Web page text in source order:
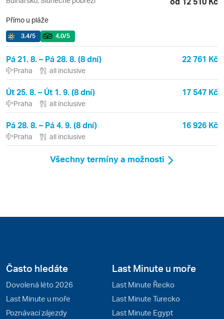
Přímo u pláže
3.4/5 4.0/5
Pá 21. 8. – Pá 28. 8. (8 dní) 22 761 Kč
Praha all inclusive
Út 25. 8. – Út 1. 9. (8 dní) 17 547 Kč
Praha all inclusive
Pá 28. 8. – Pá 4. 9. (8 dní) 16 926 Kč
Praha all inclusive
Všechny termíny a možnosti
Často hledáte
Dovolená léto 2026
Last Minute u moře
Poznávací zájezdy
Last Minute u moře
Last Minute Řecko
Last Minute Turecko
Last Minute Egypt